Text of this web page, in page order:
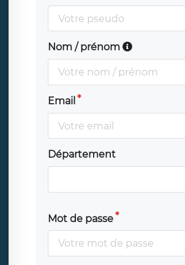
Nom / prénom
Email
Département
Mot de passe